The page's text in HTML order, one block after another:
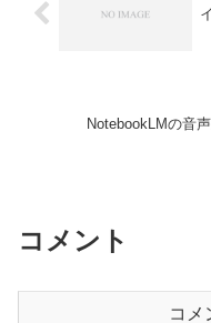
NotebookLMの音
コメント
コメ